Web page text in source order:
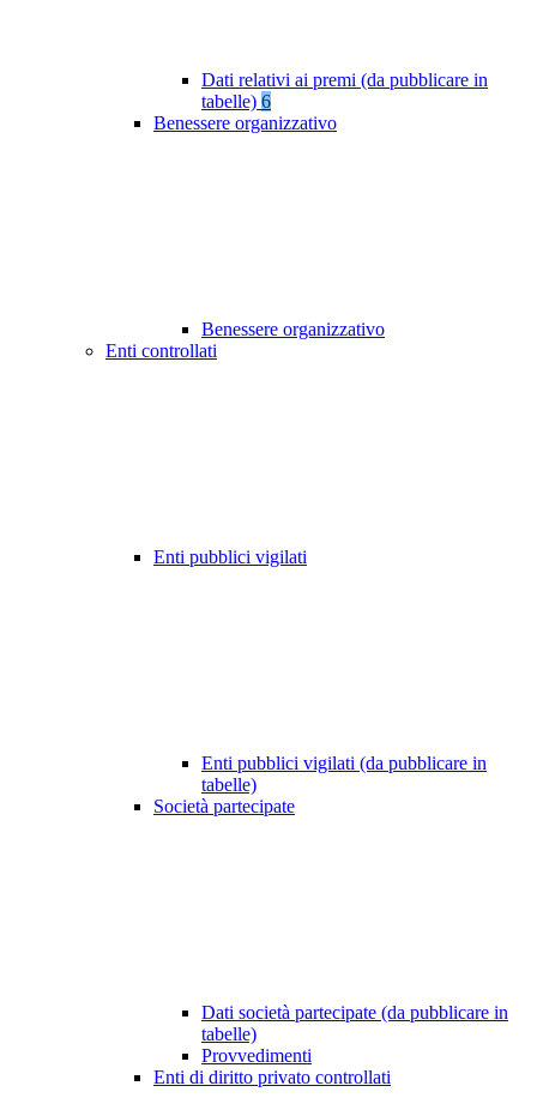
Dati relativi ai premi (da pubblicare in
tabelle) 6
Benessere organizzativo
Benessere organizzativo
Enti controllati
Enti pubblici vigilati
Enti pubblici vigilati (da pubblicare in
tabelle)
Società partecipate
Dati società partecipate (da pubblicare in
tabelle)
Provvedimenti
Enti di diritto privato controllati